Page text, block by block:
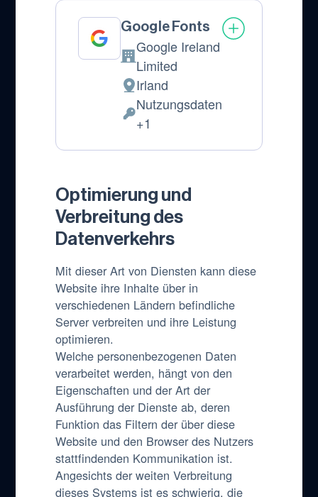
Google Fonts
Firma:
Google Ireland
Limited
Verarbeitungsort:
Irland
Verarbeitete
Nutzungsdaten
+1
Optimierung und
Verbreitung des
Datenverkehrs
Mit dieser Art von Diensten kann diese
Website ihre Inhalte über in
verschiedenen Ländern befindliche
Server verbreiten und ihre Leistung
optimieren.
Welche personenbezogenen Daten
verarbeitet werden, hängt von den
Eigenschaften und der Art der
Ausführung der Dienste ab, deren
Funktion das Filtern der über diese
Website und den Browser des Nutzers
stattfindenden Kommunikation ist.
Angesichts der weiten Verbreitung
dieses Systems ist es schwierig, die